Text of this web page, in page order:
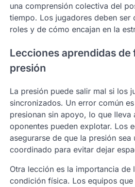
una comprensión colectiva del
tiempo. Los jugadores deben ser
roles y de cómo encajan en la
Lecciones aprendidas de
presión
La presión puede salir mal si los
sincronizados. Un error común
presionan sin apoyo, lo que lleva
oponentes pueden explotar. Los
asegurarse de que la presión sea
coordinado para evitar dejar
Otra lección es la importancia de
condición física. Los equipos que